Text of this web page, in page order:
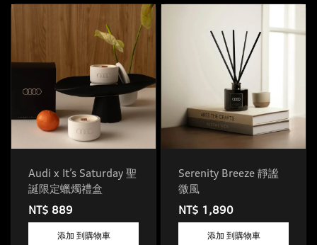
Audi x It’s Saturday 聖
誕限定蠟燭禮盒
NT$ 889
添加 到購物車
Serenity Breeze 靜謐
微風
NT$ 1,890
添加 到購物車